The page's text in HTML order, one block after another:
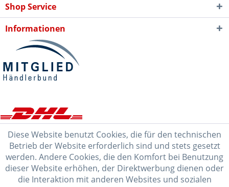
Shop Service
Informationen
Diese Website benutzt Cookies, die für den technischen
Betrieb der Website erforderlich sind und stets gesetzt
werden. Andere Cookies, die den Komfort bei Benutzung
dieser Website erhöhen, der Direktwerbung dienen oder
die Interaktion mit anderen Websites und sozialen